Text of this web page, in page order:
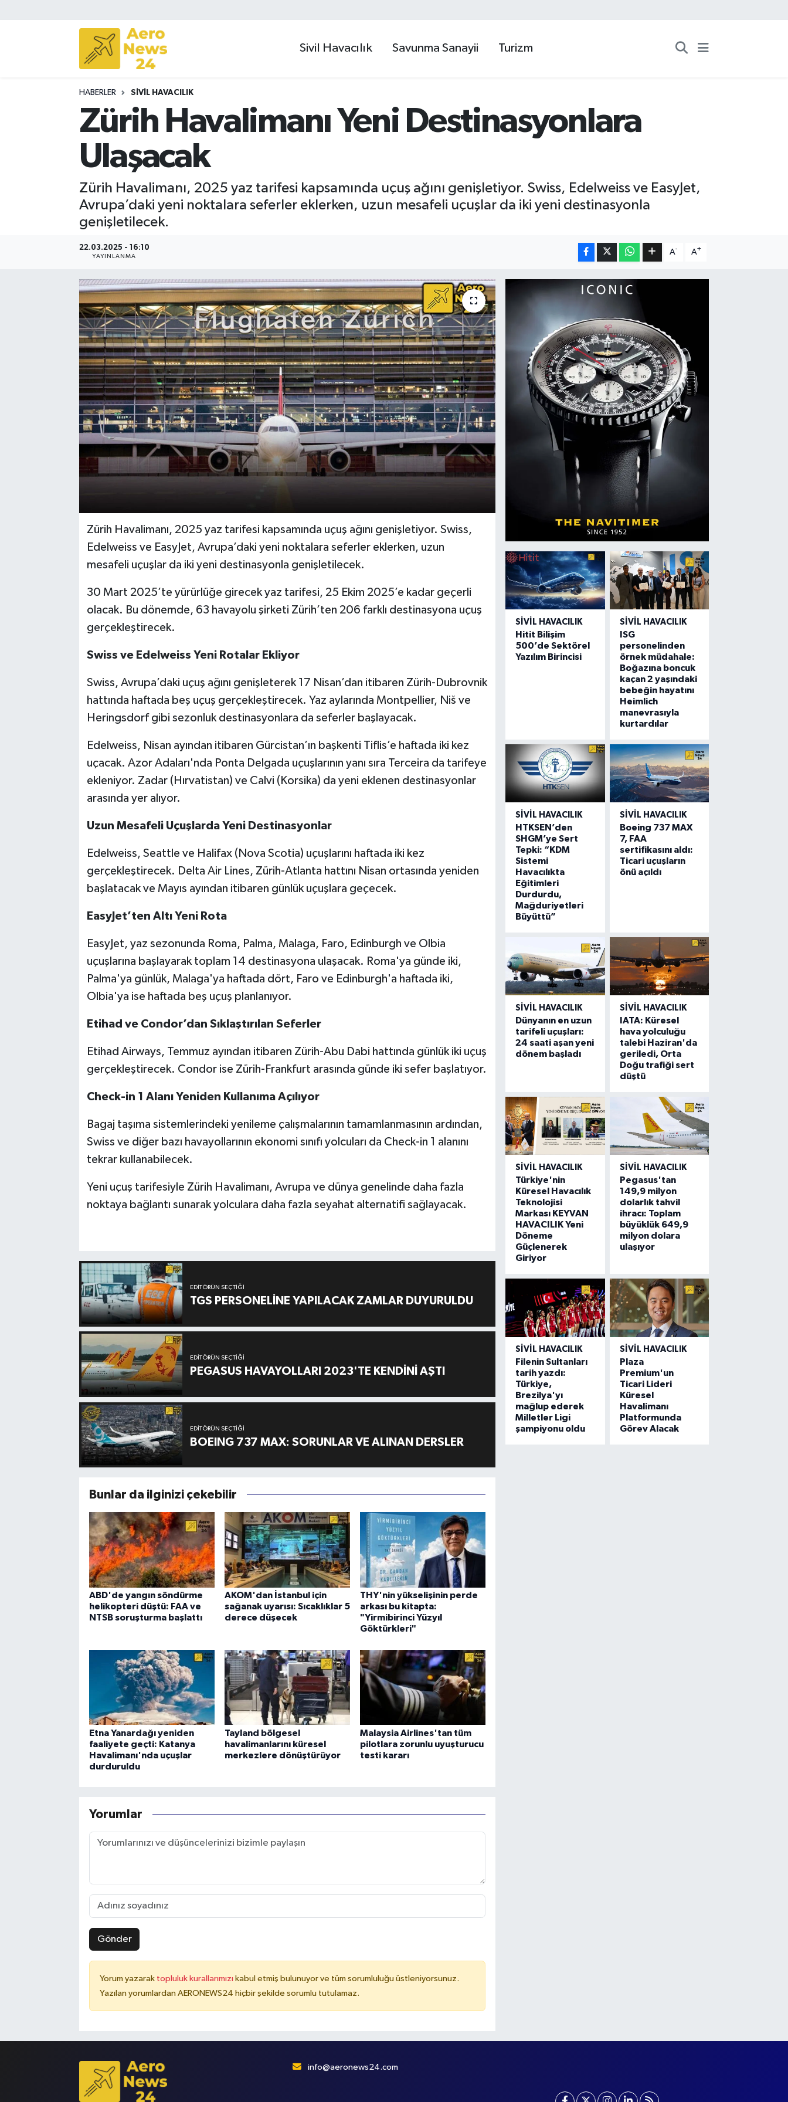
Sivil Havacılık Savunma Sanayii Turizm
HABERLER SIVIL HAVACILIK
Zürih Havalimanı Yeni Destinasyonlara
Ulaşacak
Zürih Havalimanı, 2025 yaz tarifesi kapsamında uçuş ağını genişletiyor. Swiss, Edelweiss ve EasyJet,
Avrupa’daki yeni noktalara seferler eklerken, uzun mesafeli uçuşlar da iki yeni destinasyonla
genişletilecek.
22.03.2025 - 16:10
YAYINLANMA
A- A+
Zürih Havalimanı, 2025 yaz tarifesi kapsamında uçuş ağını genişletiyor. Swiss,
Edelweiss ve EasyJet, Avrupa’daki yeni noktalara seferler eklerken, uzun
mesafeli uçuşlar da iki yeni destinasyonla genişletilecek.
30 Mart 2025’te yürürlüğe girecek yaz tarifesi, 25 Ekim 2025’e kadar geçerli
olacak. Bu dönemde, 63 havayolu şirketi Zürih’ten 206 farklı destinasyona uçuş
gerçekleştirecek.
Swiss ve Edelweiss Yeni Rotalar Ekliyor
Swiss, Avrupa’daki uçuş ağını genişleterek 17 Nisan’dan itibaren Zürih-Dubrovnik
hattında haftada beş uçuş gerçekleştirecek. Yaz aylarında Montpellier, Niš ve
Heringsdorf gibi sezonluk destinasyonlara da seferler başlayacak.
Edelweiss, Nisan ayından itibaren Gürcistan’ın başkenti Tiflis’e haftada iki kez
uçacak. Azor Adaları'nda Ponta Delgada uçuşlarının yanı sıra Terceira da tarifeye
ekleniyor. Zadar (Hırvatistan) ve Calvi (Korsika) da yeni eklenen destinasyonlar
arasında yer alıyor.
Uzun Mesafeli Uçuşlarda Yeni Destinasyonlar
Edelweiss, Seattle ve Halifax (Nova Scotia) uçuşlarını haftada iki kez
gerçekleştirecek. Delta Air Lines, Zürih-Atlanta hattını Nisan ortasında yeniden
başlatacak ve Mayıs ayından itibaren günlük uçuşlara geçecek.
EasyJet’ten Altı Yeni Rota
EasyJet, yaz sezonunda Roma, Palma, Malaga, Faro, Edinburgh ve Olbia
uçuşlarına başlayarak toplam 14 destinasyona ulaşacak. Roma'ya günde iki,
Palma'ya günlük, Malaga'ya haftada dört, Faro ve Edinburgh'a haftada iki,
Olbia'ya ise haftada beş uçuş planlanıyor.
Etihad ve Condor’dan Sıklaştırılan Seferler
Etihad Airways, Temmuz ayından itibaren Zürih-Abu Dabi hattında günlük iki uçuş
gerçekleştirecek. Condor ise Zürih-Frankfurt arasında günde iki sefer başlatıyor.
Check-in 1 Alanı Yeniden Kullanıma Açılıyor
Bagaj taşıma sistemlerindeki yenileme çalışmalarının tamamlanmasının ardından,
Swiss ve diğer bazı havayollarının ekonomi sınıfı yolcuları da Check-in 1 alanını
tekrar kullanabilecek.
Yeni uçuş tarifesiyle Zürih Havalimanı, Avrupa ve dünya genelinde daha fazla
noktaya bağlantı sunarak yolculara daha fazla seyahat alternatifi sağlayacak.
EDITÖRÜN SEÇTIĞI
TGS PERSONELİNE YAPILACAK ZAMLAR DUYURULDU
EDITÖRÜN SEÇTIĞI
PEGASUS HAVAYOLLARI 2023'TE KENDİNİ AŞTI
EDITÖRÜN SEÇTIĞI
BOEING 737 MAX: SORUNLAR VE ALINAN DERSLER
Bunlar da ilginizi çekebilir
ABD'de yangın söndürme
helikopteri düştü: FAA ve
NTSB soruşturma başlattı
AKOM'dan İstanbul için
sağanak uyarısı: Sıcaklıklar 5
derece düşecek
THY'nin yükselişinin perde
arkası bu kitapta:
"Yirmibirinci Yüzyıl
Göktürkleri"
Etna Yanardağı yeniden
faaliyete geçti: Katanya
Havalimanı'nda uçuşlar
durduruldu
Tayland bölgesel
havalimanlarını küresel
merkezlere dönüştürüyor
Malaysia Airlines'tan tüm
pilotlara zorunlu uyuşturucu
testi kararı
Yorumlar
Gönder
Yorum yazarak topluluk kurallarımızı kabul etmiş bulunuyor ve tüm sorumluluğu üstleniyorsunuz.
Yazılan yorumlardan AERONEWS24 hiçbir şekilde sorumlu tutulamaz.
SIVIL HAVACILIK
Hitit Bilişim
500’de Sektörel
Yazılım Birincisi
SIVIL HAVACILIK
ISG
personelinden
örnek müdahale:
Boğazına boncuk
kaçan 2 yaşındaki
bebeğin hayatını
Heimlich
manevrasıyla
kurtardılar
SIVIL HAVACILIK
HTKSEN’den
SHGM’ye Sert
Tepki: “KDM
Sistemi
Havacılıkta
Eğitimleri
Durdurdu,
Mağduriyetleri
Büyüttü”
SIVIL HAVACILIK
Boeing 737 MAX
7, FAA
sertifikasını aldı:
Ticari uçuşların
önü açıldı
SIVIL HAVACILIK
Dünyanın en uzun
tarifeli uçuşları:
24 saati aşan yeni
dönem başladı
SIVIL HAVACILIK
IATA: Küresel
hava yolculuğu
talebi Haziran'da
geriledi, Orta
Doğu trafiği sert
düştü
SIVIL HAVACILIK
Türkiye'nin
Küresel Havacılık
Teknolojisi
Markası KEYVAN
HAVACILIK Yeni
Döneme
Güçlenerek
Giriyor
SIVIL HAVACILIK
Pegasus'tan
149,9 milyon
dolarlık tahvil
ihracı: Toplam
büyüklük 649,9
milyon dolara
ulaşıyor
SIVIL HAVACILIK
Filenin Sultanları
tarih yazdı:
Türkiye,
Brezilya'yı
mağlup ederek
Milletler Ligi
şampiyonu oldu
SIVIL HAVACILIK
Plaza
Premium'un
Ticari Lideri
Küresel
Havalimanı
Platformunda
Görev Alacak
info@aeronews24.com
Sivil Havacılık